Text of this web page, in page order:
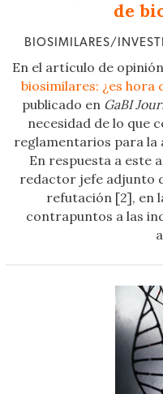
de
BIOSIMILARES/
En el artículo de opinión
biosimilares: ¿es hora
publicado en GaBI
necesidad de lo que
reglamentarios para la
En respuesta a este
redactor jefe adjunto
refutación [2], en
contrapuntos a las